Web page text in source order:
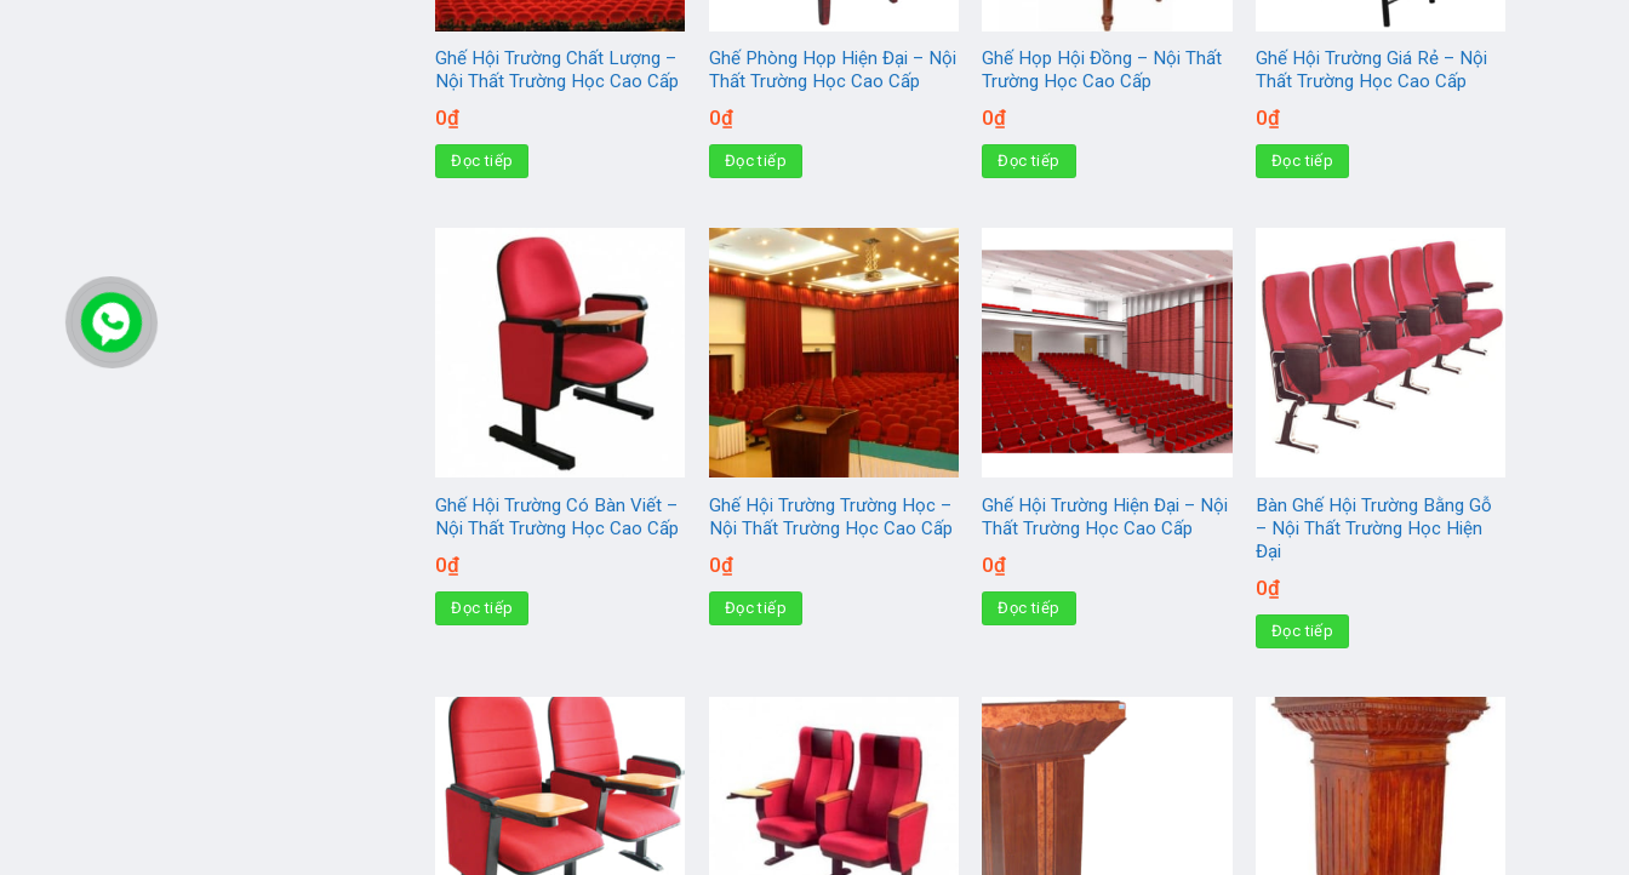
Ghế Hội Trường Chất Lượng –
Nội Thất Trường Học Cao Cấp
0₫
Đọc tiếp
Ghế Phòng Họp Hiện Đại – Nội
Thất Trường Học Cao Cấp
0₫
Đọc tiếp
Ghế Họp Hội Đồng – Nội Thất
Trường Học Cao Cấp
0₫
Đọc tiếp
Ghế Hội Trường Giá Rẻ – Nội
Thất Trường Học Cao Cấp
0₫
Đọc tiếp
Ghế Hội Trường Có Bàn Viết –
Nội Thất Trường Học Cao Cấp
0₫
Đọc tiếp
Ghế Hội Trường Trường Học –
Nội Thất Trường Học Cao Cấp
0₫
Đọc tiếp
Ghế Hội Trường Hiện Đại – Nội
Thất Trường Học Cao Cấp
0₫
Đọc tiếp
Bàn Ghế Hội Trường Bằng Gỗ
– Nội Thất Trường Học Hiện
Đại
0₫
Đọc tiếp